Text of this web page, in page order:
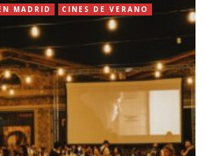
MADRID CINES DE VERANO